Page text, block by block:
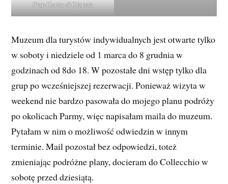
Plan Corte di Giarola
Muzeum dla turystów indywidualnych jest otwarte tylko
w soboty i niedziele od 1 marca do 8 grudnia w
godzinach od 8do 18. W pozostałe dni wstęp tylko dla
grup po wcześniejszej rezerwacji. Ponieważ wizyta w
weekend nie bardzo pasowała do mojego planu podróży
po okolicach Parmy, więc napisałam maila do muzeum.
Pytałam w nim o możliwość odwiedzin w innym
terminie. Mail pozostał bez odpowiedzi, toteż
zmieniając podróżne plany, docieram do Collecchio w
sobotę przed dziesiątą.